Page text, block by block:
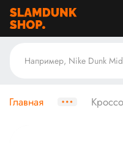
Главная